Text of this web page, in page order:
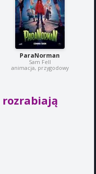
ParaNorman
Sam Fell
animacja, przygodowy